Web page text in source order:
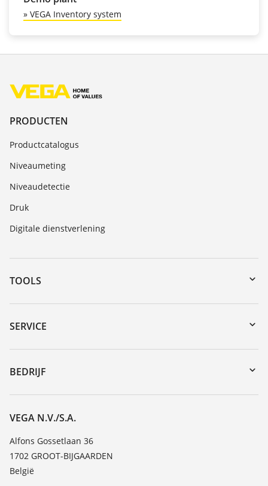
» VEGA Inventory system
PRODUCTEN
Productcatalogus
Niveaumeting
Niveaudetectie
Druk
Digitale dienstverlening
TOOLS
Downloads
Serienummer zoeken
DTM Collection/PACTware
SERVICE
Reparatieformulier instrument
Seminars
Bestendigheidslijst
TeamViewer
BEDRIJF
Vacature
Over VEGA
Contact
Nieuws
Persberichten
VEGA N.V./S.A.
Alfons Gossetlaan 36
1702 GROOT-BIJGAARDEN
België